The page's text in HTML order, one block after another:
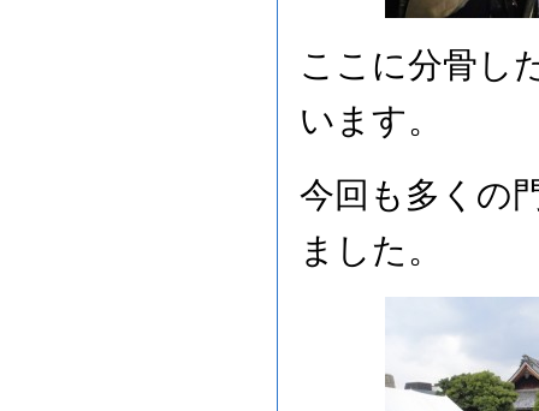
ここに分骨し
います。
今回も多くの
ました。